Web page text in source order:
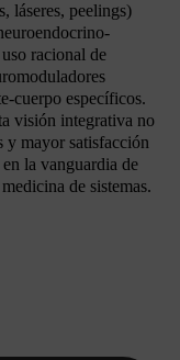
láseres, peelings)
racional de
cuerpo específicos.
visión integrativa no
y mayor satisfacción
la vanguardia de
de sistemas.